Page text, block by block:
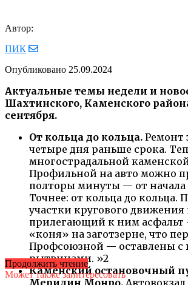
Автор:
ПИК
Опубликовано 25.09.2024
Актуальные темы недели и
Шахтинского, Каменского
сентября.
От кольца до кольца. Ремонт
четыре дня раньше срока.
многострадальной
Профильной на авто можно
полторы минуты — от начала
Точнее: от кольца до кольца.
участки кругового движения
прилегающий к ним асфальт
«коня» на заготзерне, что
Профсоюзной — оставлены с
рытвинами. »2
Каменский остановочный
Мерилин Монро.
Продолжить чтение
Может также заинтересовать